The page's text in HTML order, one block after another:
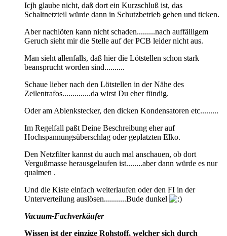
Icjh glaube nicht, daß dort ein Kurzschluß ist, das
Schaltnetzteil würde dann in Schutzbetrieb gehen und ticken.
Aber nachlöten kann nicht schaden.........nach auffälligem
Geruch sieht mir die Stelle auf der PCB leider nicht aus.
Man sieht allenfalls, daß hier die Lötstellen schon stark
beansprucht worden sind..........
Schaue lieber nach den Lötstellen in der Nähe des
Zeilentrafos..............da wirst Du eher fündig.
Oder am Ablenkstecker, den dicken Kondensatoren etc.........
Im Regelfall paßt Deine Beschreibung eher auf
Hochspannungsüberschlag oder geplatzten Elko.
Den Netzfilter kannst du auch mal anschauen, ob dort
Vergußmasse herausgelaufen ist........aber dann würde es nur
qualmen .
Und die Kiste einfach weiterlaufen oder den FI in der
Unterverteilung auslösen...........Bude dunkel
Vacuum-Fachverkäufer
Wissen ist der einzige Rohstoff, welcher sich durch